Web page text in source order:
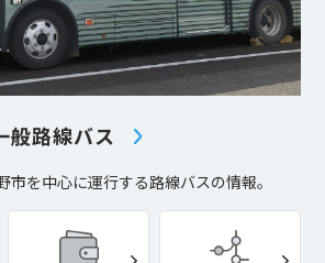
料シャトルバス 運行ダイヤの変更につい
持ち込みについて（お願い）
における金太郎号の取扱終了について
般路線バス
市を中心に運行する路線バスの情報。